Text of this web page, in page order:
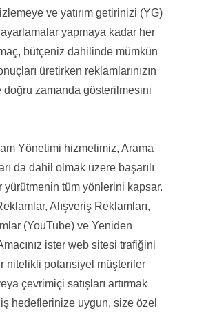
ve yatırım getirinizi (YG)
ayarlamalar yapmaya kadar her
bütçeniz dahilinde mümkün
üretirken reklamlarınızın
doğru zamanda gösterilmesini
Yönetimi hizmetimiz, Arama
da dahil olmak üzere başarılı
yürütmenin tüm yönlerini kapsar.
Alışveriş Reklamları,
(YouTube) ve Yeniden
ister web sitesi trafiğini
nitelikli potansiyel müşteriler
çevrimiçi satışları artırmak
hedeflerinize uygun, size özel